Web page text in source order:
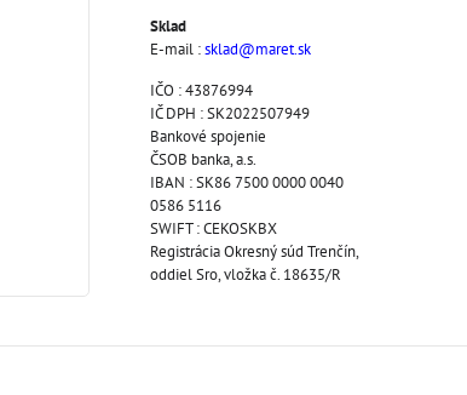
Sklad
E-mail :sklad@maret.sk
IČO : 43876994
IČ DPH : SK2022507949
Bankové spojenie
ČSOB banka, a.s.
IBAN : SK86 7500 0000 0040
0586 5116
SWIFT : CEKOSKBX
Registrácia Okresný súd Trenčín,
oddiel Sro, vložka č. 18635/R